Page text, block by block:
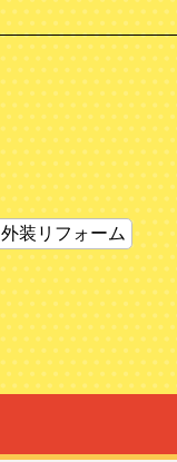
外装リフォーム